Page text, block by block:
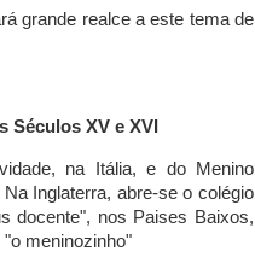
grande realce a este tema de
Séculos XV e XVI
na Itália, e do Menino
Inglaterra, abre-se o colégio
docente", nos Paises Baixos,
meninozinho"